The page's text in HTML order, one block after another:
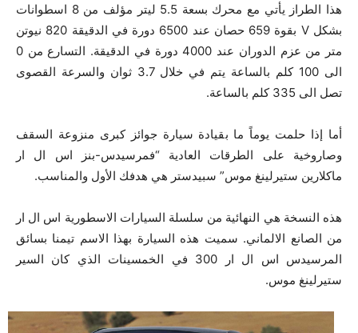
هذا الطراز يأتي مع محرك بسعة 5.5 ليتر مؤلف من 8 اسطوانات
بشكل V بقوة 659 حصان عند 6500 دورة في الدقيقة 820 نيوتن
متر من عزم الدوران عند 4000 دورة في الدقيقة. التسارع من 0
الى 100 كلم بالساعة يتم في خلال 3.7 ثوان والسرعة القصوى
تصل الى 335 كلم بالساعة.
أما إذا حلمت يوماً ما بقيادة سيارة جوائز كبرى منزوعة السقف
وصاروخية على الطرقات العادية “فمرسيدس-بنز اس ال ار
ماكلارين ستيرلينغ موس” سبيدستر هي هدفك الأول والمناسب.
هذه النسخة هي النهائية من سلسلة السيارات الاسطورية اس ال ار
من الصانع الالماني. سميت هذه السيارة بهذا الاسم تيمنا بسائق
المرسيدس اس ال ار 300 في الخمسينات الذي كان السير
ستيرلينغ موس.